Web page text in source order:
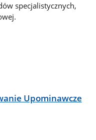
specjalistycznych,
Upominawcze